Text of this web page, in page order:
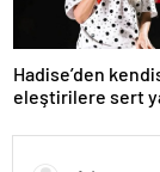
Hadise’den
eleştirilere sert